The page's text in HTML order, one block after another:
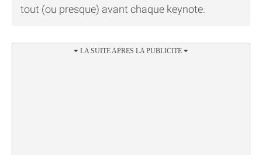
tout (ou presque) avant chaque keynote.